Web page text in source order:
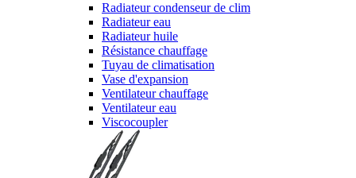
Radiateur condenseur de clim
Radiateur eau
Radiateur huile
Résistance chauffage
Tuyau de climatisation
Vase d'expansion
Ventilateur chauffage
Ventilateur eau
Viscocoupler